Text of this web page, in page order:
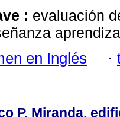
: evaluación
en Inglés ·
P. Miranda,